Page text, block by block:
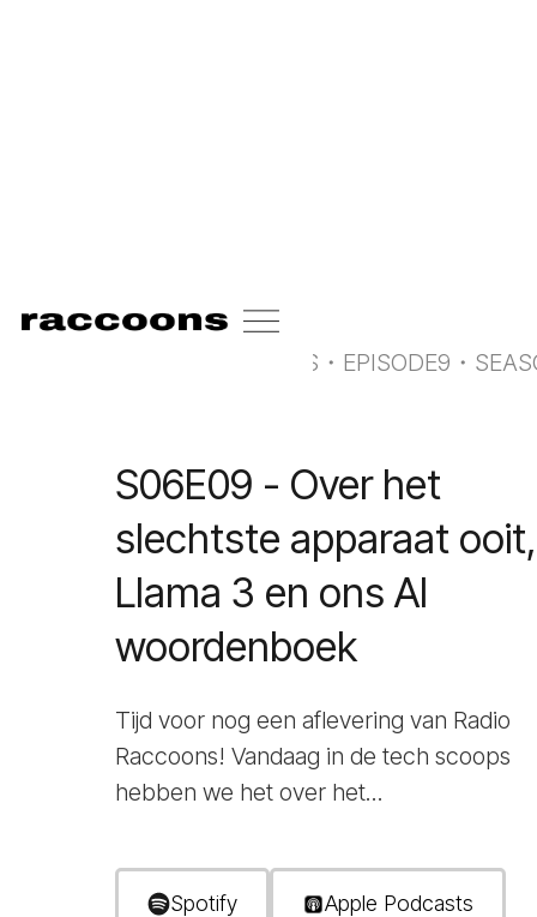
RADIO RACCOONS ・ EPISODE9 ・
S06E09 - Over het
slechtste apparaat ooit,
Llama 3 en ons AI
woordenboek
Tijd voor nog een aflevering van Radio
Raccoons! Vandaag in de tech scoops
hebben we het over het...
Spotify Apple Podcasts